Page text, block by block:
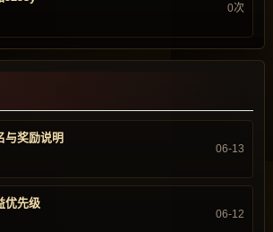
0次
与奖励说明
06-13
优先级
06-12